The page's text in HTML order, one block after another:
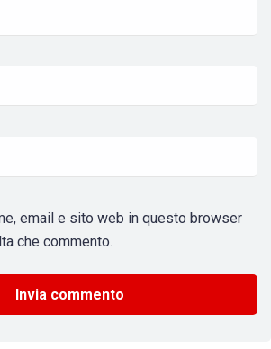
email e sito web in questo browser
che commento.